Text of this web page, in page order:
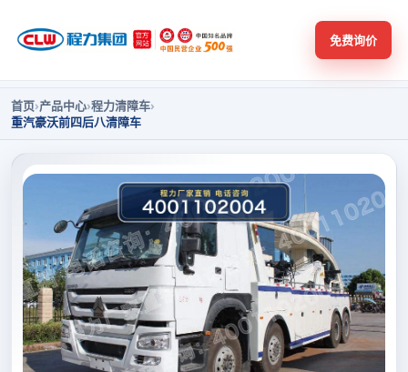
免费询价
首页›产品中心›程力清障车›
重汽豪沃前四后八清障车